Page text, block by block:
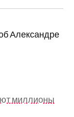
Александре
миллионы